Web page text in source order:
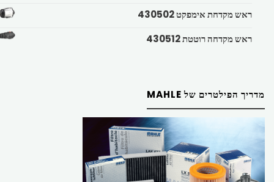
ראש מקדחת אימפקט 430502
ראש מקדחה רוטטת 430512
מדריך הפילטרים של MAHLE